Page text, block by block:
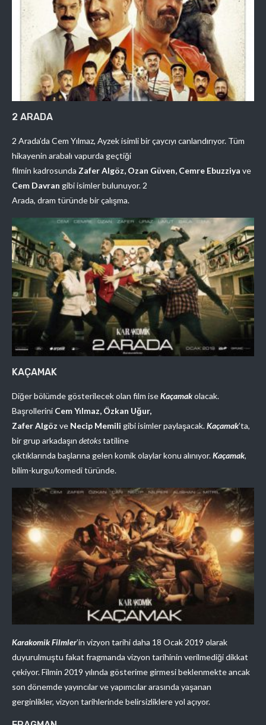
2 ARADA
2 Arada’da Cem Yılmaz, Ayzek isimli bir çaycıyı canlandırıyor. Tüm
hikayenin arabalı vapurda geçtiği
filmin kadrosunda Zafer Algöz, Ozan Güven, Cemre Ebuzziya ve
Cem Davran gibi isimler bulunuyor. 2
Arada, dram türünde bir çalışma.
KAÇAMAK
Diğer bölümde gösterilecek olan film iseKaçamakolacak.
Başrollerini Cem Yılmaz, Özkan Uğur,
Zafer Algöz ve Necip Memili gibi isimler paylaşacak.Kaçamak’ta,
bir grup arkadaşın detokstatiline
çıktıklarında başlarına gelen komik olaylar konu alınıyor.Kaçamak,
bilim-kurgu/komedi türünde.
Karakomik Filmler’in vizyon tarihi daha 18 Ocak 2019 olarak
duyurulmuştu fakat fragmanda vizyon tarihinin verilmediği dikkat
çekiyor. Filmin 2019 yılında gösterime girmesi beklenmekte ancak
son dönemde yayıncılar ve yapımcılar arasında yaşanan
gerginlikler, vizyon tarihlerinde belirsizliklere yol açıyor.